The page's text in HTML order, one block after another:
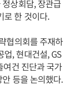
상회담, 장관급
로 한 것이다.
협의회를 주재하
, 현대건설, GS
여건 진단과 국가
등을 논의했다.